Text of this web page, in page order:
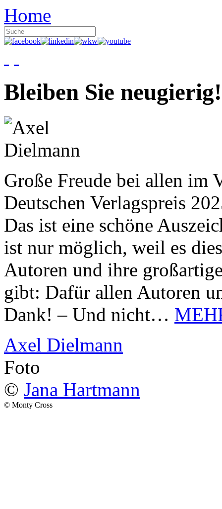
Home
Bleiben Sie neugierig!
Große Freude bei allen im
Deutschen Verlagspreis
Das ist eine schöne
ist nur möglich, weil es
Autoren und ihre
gibt: Dafür allen Autoren
Dank! – Und nicht…
Axel Dielmann
Foto
© Jana Hartmann
© Monty Cross